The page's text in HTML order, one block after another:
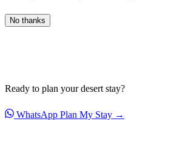
No thanks
Ready to plan your desert stay?
WhatsApp Plan My Stay →